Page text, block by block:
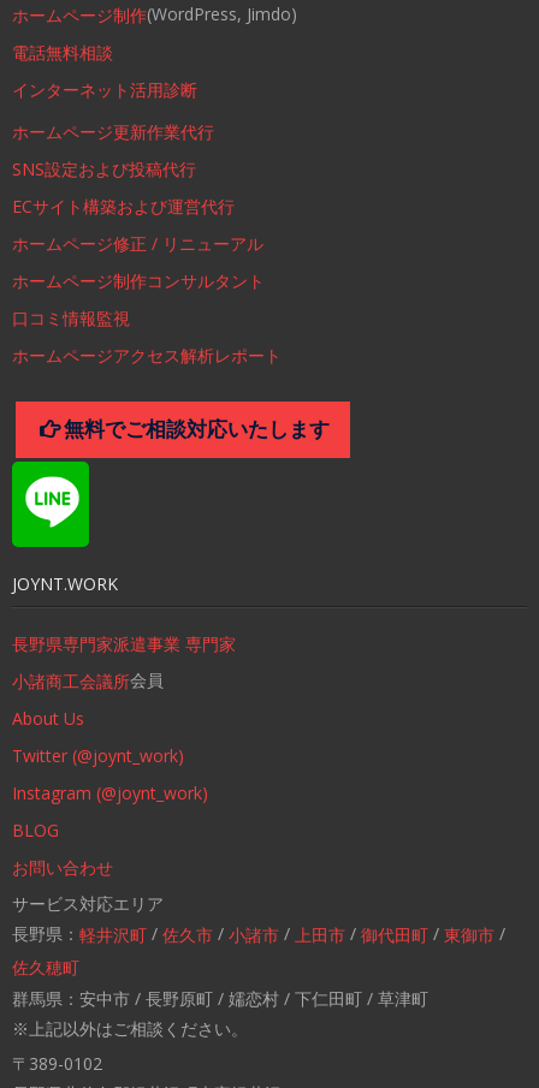
ホームページ制作(WordPress, Jimdo)
電話無料相談
インターネット活用診断
ホームページ更新作業代行
SNS設定および投稿代行
ECサイト構築および運営代行
ホームページ修正 / リニューアル
ホームページ制作コンサルタント
口コミ情報監視
ホームページアクセス解析レポート
無料でご相談対応いたします
JOYNT.WORK
長野県専門家派遣事業 専門家
小諸商工会議所会員
About Us
Twitter (@joynt_work)
Instagram (@joynt_work)
BLOG
お問い合わせ
サービス対応エリア
長野県： 軽井沢町 / 佐久市 / 小諸市 / 上田市 / 御代田町 / 東御市 /
佐久穂町
群馬県：安中市 / 長野原町 / 嬬恋村 / 下仁田町 / 草津町
※上記以外はご相談ください。
〒389-0102